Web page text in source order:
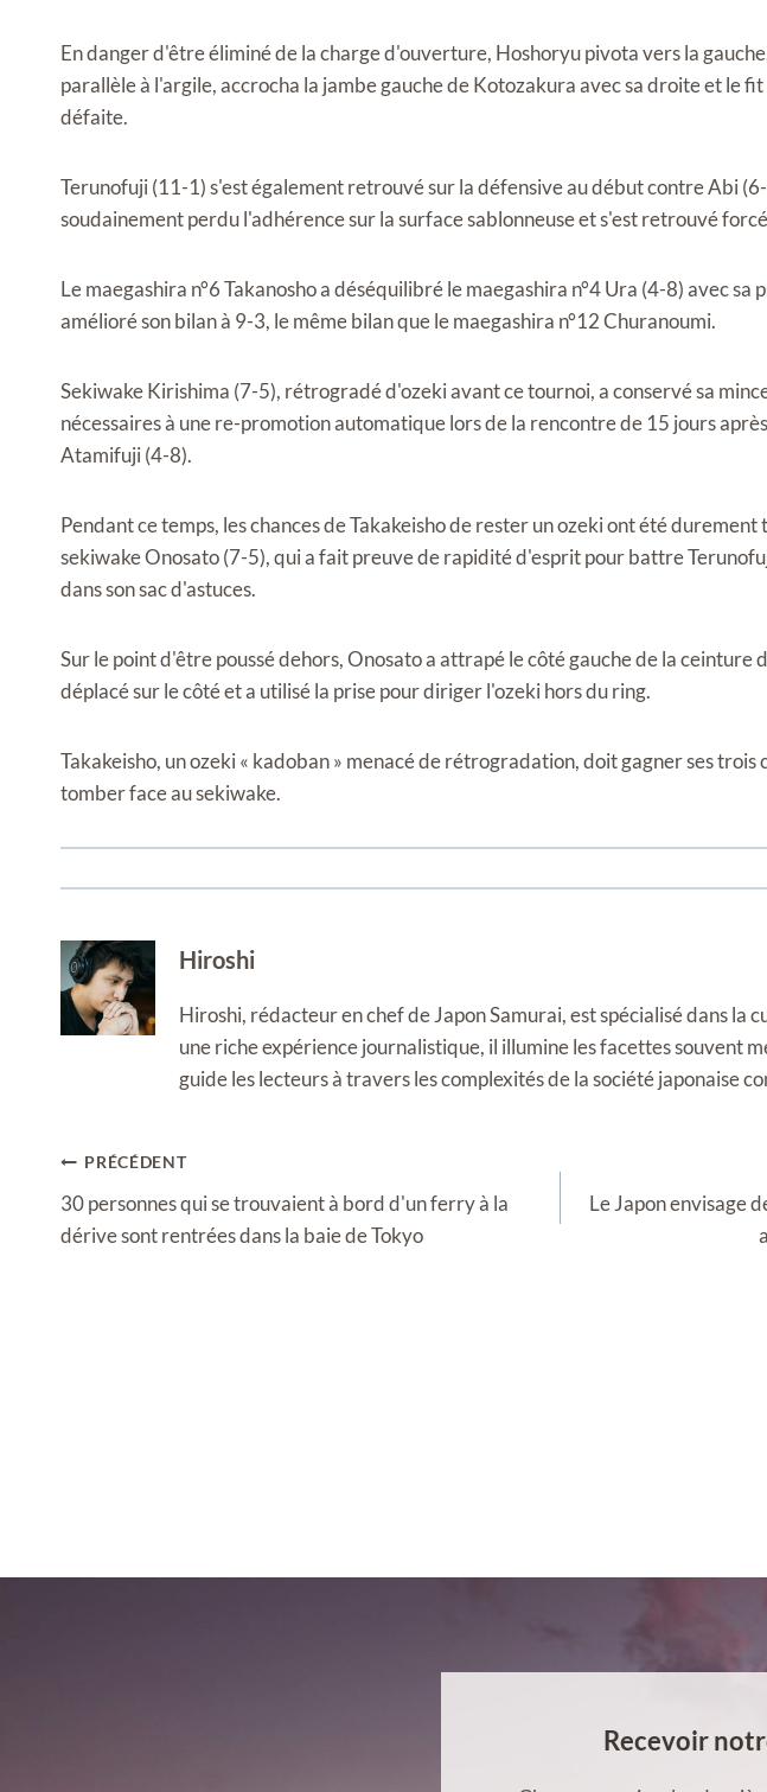
En danger d'être éliminé de la charge d'ouverture, Hoshoryu pivota vers la
parallèle à l'argile, accrocha la jambe gauche de Kotozakura avec sa droite et le
défaite.
Terunofuji (11-1) s'est également retrouvé sur la défensive au début contre Abi
soudainement perdu l'adhérence sur la surface sablonneuse et s'est retrouvé
Le maegashira n°6 Takanosho a déséquilibré le maegashira n°4 Ura (4-8) avec sa
amélioré son bilan à 9-3, le même bilan que le maegashira n°12 Churanoumi.
Sekiwake Kirishima (7-5), rétrogradé d'ozeki avant ce tournoi, a conservé sa
nécessaires à une re-promotion automatique lors de la rencontre de 15 jours
Atamifuji (4-8).
Pendant ce temps, les chances de Takakeisho de rester un ozeki ont été
sekiwake Onosato (7-5), qui a fait preuve de rapidité d'esprit pour battre
dans son sac d'astuces.
Sur le point d'être poussé dehors, Onosato a attrapé le côté gauche de la ceinture
déplacé sur le côté et a utilisé la prise pour diriger l'ozeki hors du ring.
Takakeisho, un ozeki « kadoban » menacé de rétrogradation, doit gagner ses
tomber face au sekiwake.
Hiroshi
Hiroshi, rédacteur en chef de Japon Samurai, est spécialisé dans la
une riche expérience journalistique, il illumine les facettes souvent
guide les lecteurs à travers les complexités de la société japonaise
Navigation
de
l’article
PRÉCÉDENT
30 personnes qui se trouvaient à bord d'un ferry à la
dérive sont rentrées dans la baie de Tokyo
Le Japon envisage
Recevoir